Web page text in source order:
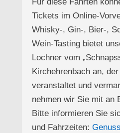
Für diese Fahrten
Tickets im Online-
Whisky-, Gin-, Bier-,
Wein-Tasting bietet
Lochner vom
Kirchehrenbach an,
veranstaltet und
nehmen wir Sie mit an
Bitte informieren Sie
und Fahrzeiten: